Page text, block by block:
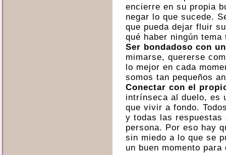
encierre en su propia
negar lo que sucede.
que pueda dejar fluir
qué haber ningún tema
Ser bondadoso con
mimarse, quererse
lo mejor en cada
somos tan pequeños
Conectar con el
intrínseca al duelo, es
que vivir a fondo.
y todas las
persona. Por eso hay
sin miedo a lo que se
un buen momento